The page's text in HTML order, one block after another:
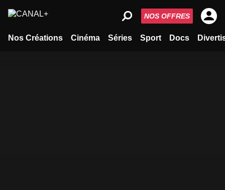
Nos Créations Cinéma Séries Sport Docs
NOS OFFRES